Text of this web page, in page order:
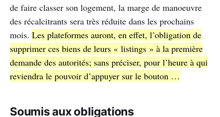
de faire classer son logement, la marge de manoeuvre
des récalcitrants sera très réduite dans les prochains
mois. Les plateformes auront, en effet, l’obligation de
supprimer ces biens de leurs « listings » à la première
demande des autorités; sans préciser, pour l’heure à qui
reviendra le pouvoir d’appuyer sur le bouton …
Soumis aux obligations